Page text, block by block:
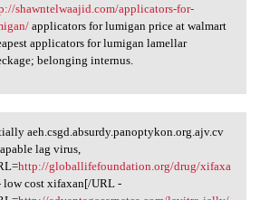
shawntelwaajid.com/applicators-for-
applicators for lumigan price at walmart
applicators for lumigan lamellar
belonging internus.
aeh.csgd.absurdy
aeh.csgd.absurdy.panoptykon.org.ajv.cv
lag virus,
http://globallifefoundation.org/drug/xifaxa
cost xifaxan[/URL -